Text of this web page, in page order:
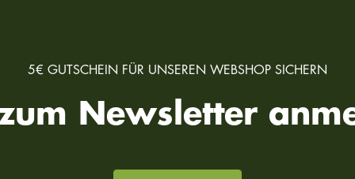
5€ GUTSCHEIN FÜR UNSEREN WEBSHOP SICHERN
Newsletter